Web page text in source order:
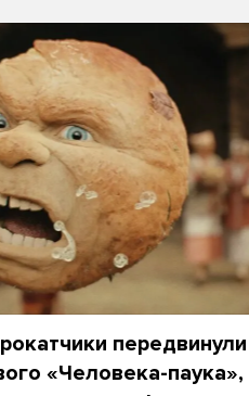
передвинули
«Человека-паука»,